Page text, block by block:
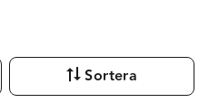
Sortera